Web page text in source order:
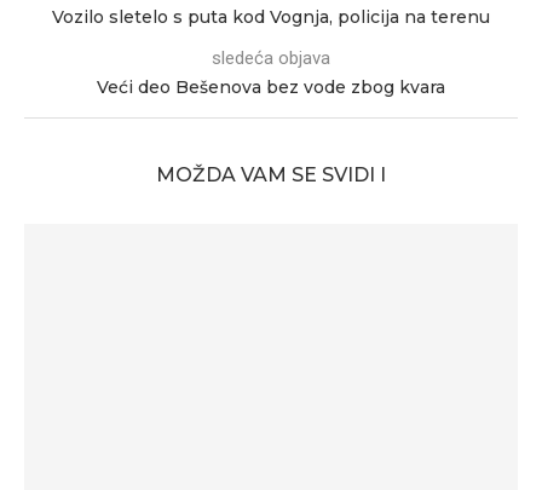
Vozilo sletelo s puta kod Vognja, policija na terenu
sledeća objava
Veći deo Bešenova bez vode zbog kvara
MOŽDA VAM SE SVIDI I